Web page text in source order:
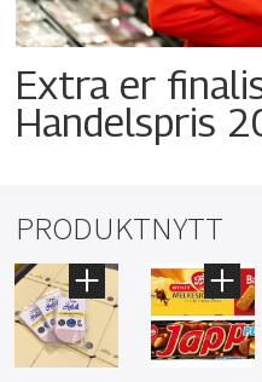
Extra er
Handelspris
PRODUKTNYTT